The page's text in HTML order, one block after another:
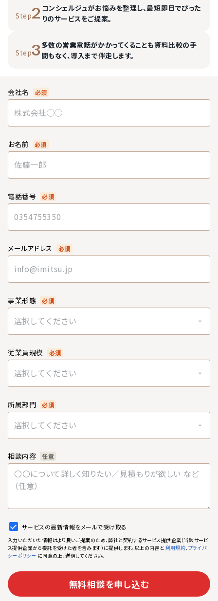
Step2 コンシェルジュがお悩みを整理し、最短即日でぴった
りのサービスをご提案。
Step3多数の営業電話がかかってくることも資料比較の手
間もなく、導入まで伴走します。
会社名 必須
お名前 必須
電話番号 必須
メールアドレス 必須
事業形態 必須
選択してください
従業員規模 必須
選択してください
所属部門 必須
選択してください
相談内容 任意
サービスの最新情報をメールで受け取る
入力いただいた情報はより良いご提案のため、弊社と契約するサービス提供企業（当該サービ
ス提供企業から委託を受けた者を含みます）に提供します。以上の内容と 利用規約、プライバ
シーポリシー に同意の上、送信してください。
無料相談を申し込む